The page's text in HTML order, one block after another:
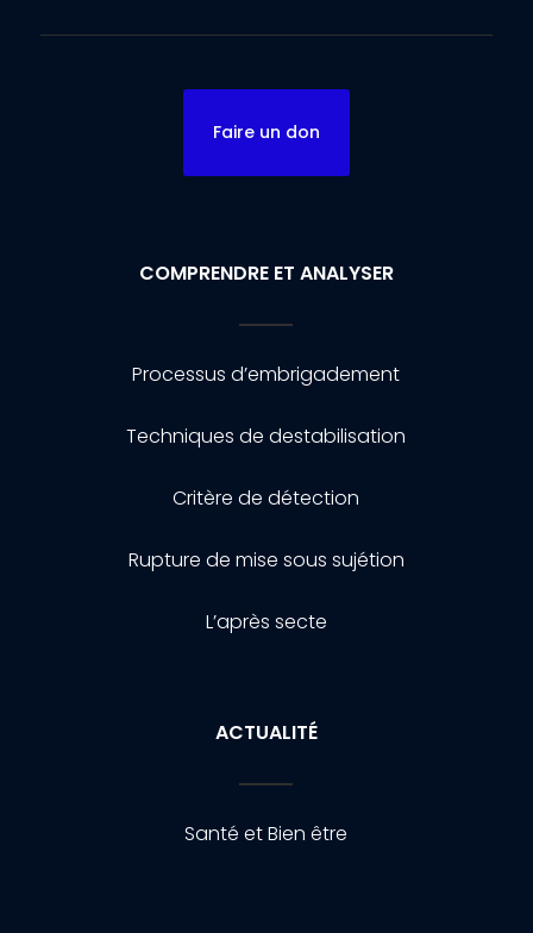
Faire un don
COMPRENDRE ET ANALYSER
Processus d’embrigadement
Techniques de destabilisation
Critère de détection
Rupture de mise sous sujétion
L’après secte
ACTUALITÉ
Santé et Bien être